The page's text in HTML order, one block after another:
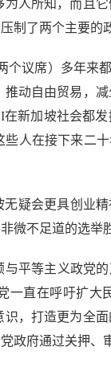
所知，而且它
了两个主要的
议席）多年来
动自由贸易，
新加坡社会都
人在接下来二
会更具创业
不足道的选举
等主义政党的
一直在呼吁扩
，打造更为全
府通过关押、